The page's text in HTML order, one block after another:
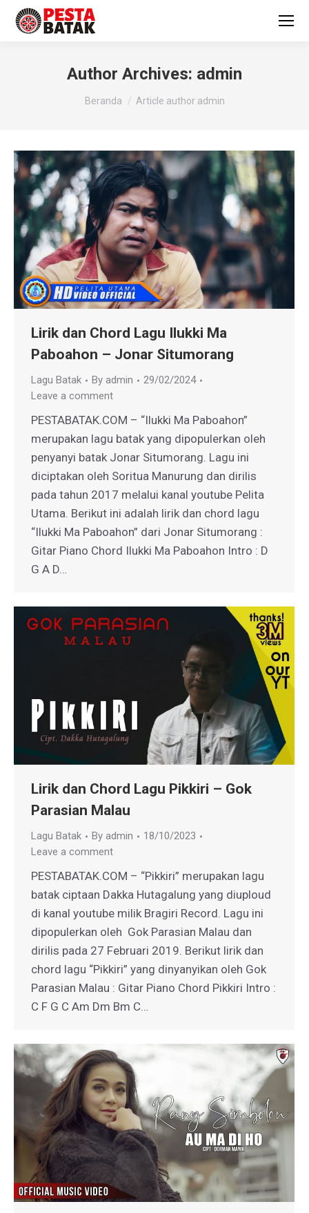
Author Archives: admin
You are here:
Beranda Article author admin
Lirik dan Chord Lagu Ilukki Ma
Paboahon – Jonar Situmorang
Lagu Batak By admin
29/02/2024
Leave a comment
PESTABATAK.COM – “Ilukki Ma Paboahon”
merupakan lagu batak yang dipopulerkan oleh
penyanyi batak Jonar Situmorang. Lagu ini
diciptakan oleh Soritua Manurung dan dirilis
pada tahun 2017 melalui kanal youtube Pelita
Utama. Berikut ini adalah lirik dan chord lagu
“Ilukki Ma Paboahon” dari Jonar Situmorang :
Gitar Piano Chord Ilukki Ma Paboahon Intro : D
G A D…
Lirik dan Chord Lagu Pikkiri – Gok
Parasian Malau
Lagu Batak By admin
18/10/2023
Leave a comment
PESTABATAK.COM – “Pikkiri” merupakan lagu
batak ciptaan Dakka Hutagalung yang diuploud
di kanal youtube milik Bragiri Record. Lagu ini
dipopulerkan oleh Gok Parasian Malau dan
dirilis pada 27 Februari 2019. Berikut lirik dan
chord lagu “Pikkiri” yang dinyanyikan oleh Gok
Parasian Malau : Gitar Piano Chord Pikkiri Intro :
C F G C Am Dm Bm C…